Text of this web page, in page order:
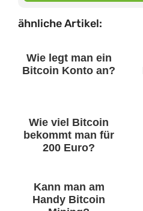
ähnliche Artikel:
Wie legt man ein
Bitcoin Konto an?
Wie viel Bitcoin
bekommt man für
200 Euro?
Kann man am
Handy Bitcoin